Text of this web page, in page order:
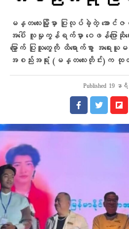
မန္တလေးမြို့မှာ ပြုလုပ်ခဲ့တဲ့ အော
အပေါ် လူမှုကွန်ရက်မှာ ဝေဖန်ပြောဆိုရေး
မြှောက် ပြုသူတွေကို ထိရောက်စွာ အရ
အစည်းအရုံး (မန္တလေးတိုင်း)က
Published 19 နာရီ